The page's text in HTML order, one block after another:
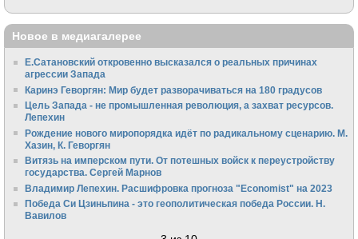
Новое в медиагалерее
Е.Сатановский откровенно высказался о реальных причинах
агрессии Запада
Каринэ Геворгян: Мир будет разворачиваться на 180 градусов
Цель Запада - не промышленная революция, а захват ресурсов.
Лепехин
Рождение нового миропорядка идёт по радикальному сценарию. М.
Хазин, К. Геворгян
Витязь на имперском пути. От потешных войск к переустройству
государства. Сергей Марнов
Владимир Лепехин. Расшифровка прогноза "Economist" на 2023
Победа Си Цзиньпина - это геополитическая победа России. Н.
Вавилов